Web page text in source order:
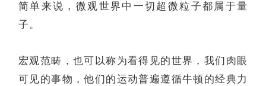
简单来说，微观世界中一切超微粒子都属于量
子。
宏观范畴，也可以称为看得见的世界，我们肉眼
可见的事物，他们的运动普遍遵循牛顿的经典力